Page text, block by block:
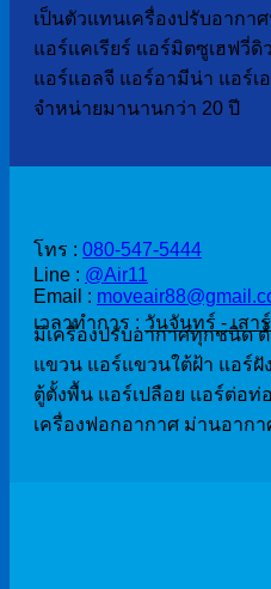
เป็นตัวแทนเครื่องปรับอากา
แอร์แคเรียร์ แอร์มิตซูเฮฟวี่ดิ
แอร์แอลจี แอร์อามีน่า แอร์เ
จำหน่ายมานานกว่า 20 ปี
ติดต่อสั่งซื้อ
โทร : 080-547-5444
Line : @Air11
Email :
เวลาทำการ : วันจันทร์ - เสา
มีเครื่องปรับอากาศทุกชนิด
แขวน แอร์แขวนใต้ฝ้า แอร์ฝั
ตู้ตั้งพื้น แอร์เปลือย แอร์ต่อท่
เครื่องฟอกอากาศ ม่านอากา